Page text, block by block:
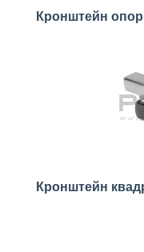
Кронштейн
Кронштейн